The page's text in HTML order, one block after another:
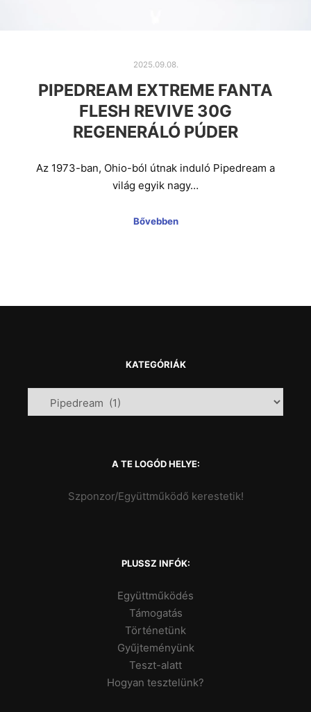
2025.09.08.
PIPEDREAM EXTREME FANTA
FLESH REVIVE 30G
REGENERÁLÓ PÚDER
Az 1973-ban, Ohio-ból útnak induló Pipedream a
világ egyik nagy…
Bővebben
KATEGÓRIÁK
A TE LOGÓD HELYE:
Szponzor/Együttműködő kerestetik!
PLUSSZ INFÓK:
Együttműködés
Támogatás
Történetünk
Gyűjteményünk
Teszt-alatt
Hogyan tesztelünk?